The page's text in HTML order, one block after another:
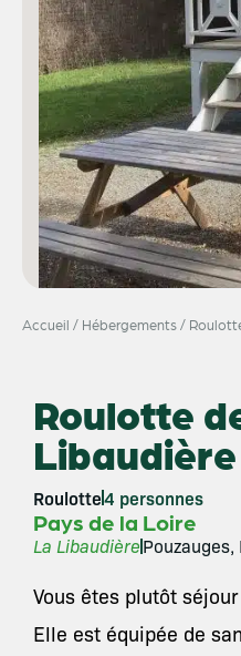
Accueil / Hébergements/
Roulotte
Libaudière
Roulotte4 personnes
Pays de la Loire
La LibaudièrePouzauges,
Vous êtes plutôt
Elle est équipée de